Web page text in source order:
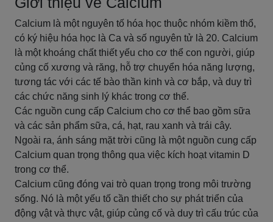
Calcium là một nguyên tố hóa học thuộc nhóm kiềm thổ,
có ký hiệu hóa học là Ca và số nguyên tử là 20. Calcium
là một khoáng chất thiết yếu cho cơ thể con người, giúp
củng cố xương và răng, hỗ trợ chuyển hóa năng lượng,
tương tác với các tế bào thần kinh và cơ bắp, và duy trì
các chức năng sinh lý khác trong cơ thể.
Các nguồn cung cấp Calcium cho cơ thể bao gồm sữa
và các sản phẩm sữa, cá, hạt, rau xanh và trái cây.
Ngoài ra, ánh sáng mặt trời cũng là một nguồn cung cấp
Calcium quan trọng thông qua việc kích hoạt vitamin D
trong cơ thể.
Calcium cũng đóng vai trò quan trọng trong môi trường
sống. Nó là một yếu tố cần thiết cho sự phát triển của
động vật và thực vật, giúp củng cố và duy trì cấu trúc của